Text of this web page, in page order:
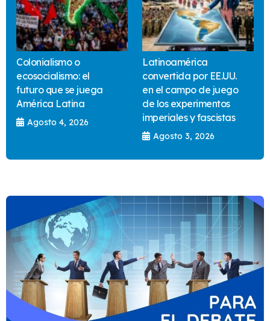
Colonialismo o
ecosocialismo: el
futuro que se juega
América Latina
Agosto 4, 2026
Latinoamérica
convertida por EE.UU.
en el campo de juego
de los experimentos
imperiales y fascistas
Agosto 3, 2026